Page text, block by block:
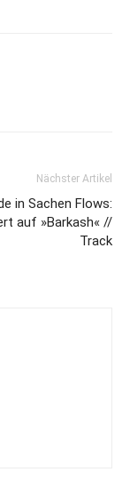
Nächster Artikel
in Sachen Flows:
auf »Barkash« //
Track